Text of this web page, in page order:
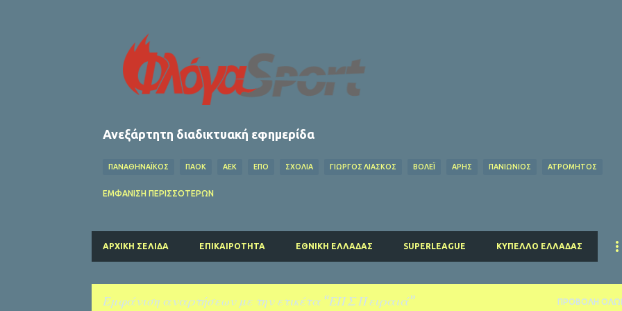
Ανεξάρτητη διαδικτυακή εφημερίδα
ΠΑΝΑΘΗΝΑΪΚΟΣ ΠΑΟΚ ΑΕΚ ΕΠΟ ΣΧΌΛΙΑ ΓΙΩΡΓΟΣ ΛΙΑΣΚΟΣ ΒΌΛΕΪ ΑΡΗΣ ΠΑΝΙΩΝΙΟΣ ΑΤΡΟΜΗΤΟΣ
ΟΦΗ
ΠΑΡΙ ΣΕΝ ΖΕΡΜΕΝ ΚΟΛΎΜΒΗΣΗ ΛΙΒΕΡΠΟΥΛ ΜΑΝΤΣΕΣΤΕΡ ΓΙΟΥΝΑΪΤΕΝΤ ΜΠΑΓΕΡΝ ΜΟΝΑΧΟΥ ΜΑΝΤΣΕΣΤΕΡ ΣΙΤΙ
ΕΜΦΆΝΙΣΗ ΠΕΡΙΣΣΌΤΕΡΩΝ
ΑΡΧΙΚΉ ΣΕΛΊΔΑ ΕΠΙΚΑΙΡΌΤΗΤΑ ΕΘΝΙΚΉ ΕΛΛΆΔΑΣ SUPERLEAGUE ΚΎΠΕΛΛΟ ΕΛΛΆΔΑΣ
Εμφάνιση αναρτήσεων με την ετικέτα ΕΠΣ Πειραιά ΠΡΟΒΟΛΉ